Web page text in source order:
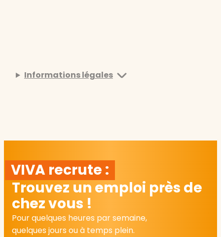
Informations légales
VIVA recrute :
Trouvez un emploi près de
chez vous !
Pour quelques heures par semaine,
quelques jours ou à temps plein.